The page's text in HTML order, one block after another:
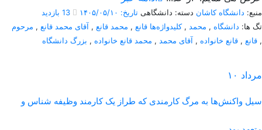
منبع: دانشگاه کاشان دسته: دانشگاهی تاریخ: ۱۴۰۵/۰۵/۱۰
تگ ها: دانشگاه , محمد ,کلیدواژه‌ها قانع , محمد قانع , آقای محمد قانع , مرحوم
قانع , قانع خانواده , آقای محمد , محمد قانع خانواده , بزرگ دانشگاه ,
۱۰ مرداد
سیل واکنش‌ها به مرگ کارمندی که طراز یک کارمند وظیفه شناس و